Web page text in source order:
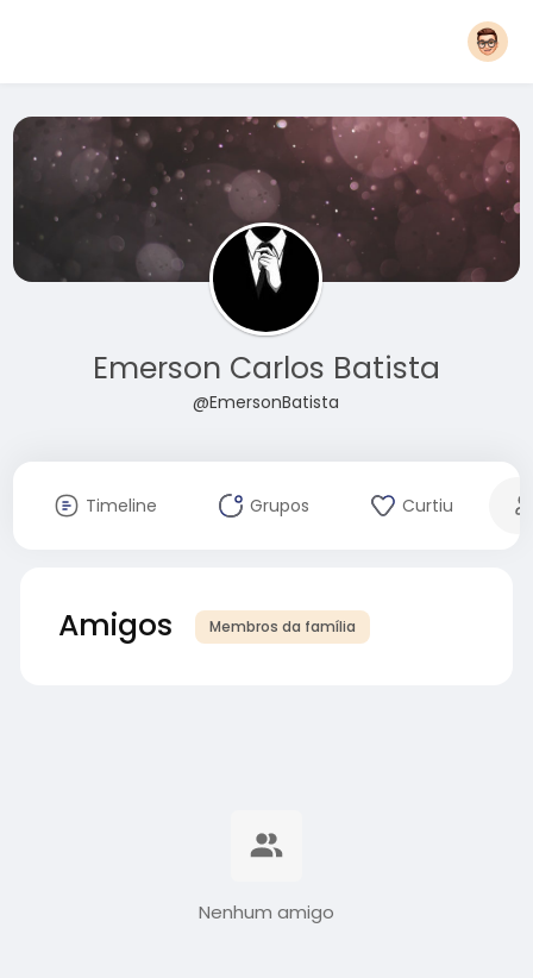
Emerson Carlos Batista
@EmersonBatista
Timeline Grupos Curtiu
Amigos Membros da família
Nenhum amigo